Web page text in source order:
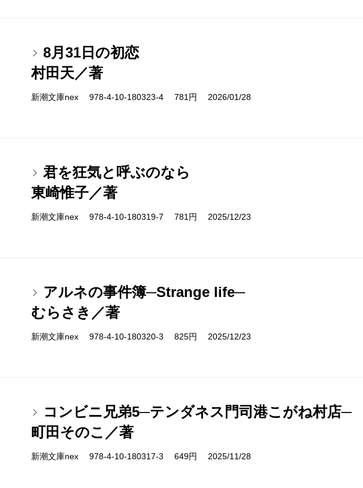
8月31日の初恋
村田天／著
新潮文庫nex 978-4-10-180323-4 781円 2026/01/28
君を狂気と呼ぶのなら
東崎惟子／著
新潮文庫nex 978-4-10-180319-7 781円 2025/12/23
アルネの事件簿─Strange life─
むらさき／著
新潮文庫nex 978-4-10-180320-3 825円 2025/12/23
コンビニ兄弟5─テンダネス門司港こがね村店─
町田そのこ／著
新潮文庫nex 978-4-10-180317-3 649円 2025/11/28